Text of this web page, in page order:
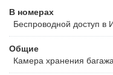
В номерах
Беспроводной доступ в
Общие
Камера хранения багажа